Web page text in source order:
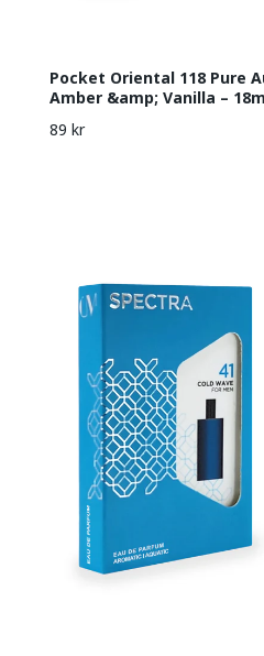
Pocket Oriental 118 Pure
Amber &amp; Vanilla –
89 kr